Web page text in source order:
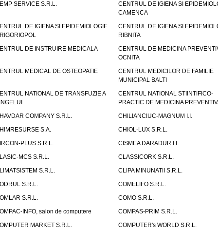
SERVICE S.R.L.
CENTRUL DE IGIENA SI
CAMENCA
DE IGIENA SI EPIDEMIOLOGIE
CENTRUL DE IGIENA SI
RIBNITA
DE INSTRUIRE MEDICALA
CENTRUL DE MEDICINA
OCNITA
MEDICAL DE OSTEOPATIE
CENTRUL MEDICILOR DE FAMILIE
MUNICIPAL BALTI
NATIONAL DE TRANSFUZIE A
CENTRUL NATIONAL STIINTIFICO-
PRACTIC DE MEDICINA
COMPANY S.R.L.
CHILIANCIUC-MAGNUM I.I.
S.A.
CHIOL-LUX S.R.L.
PLUS S.R.L.
CISMEA DARADUR I.I.
MCS S.R.L.
CLASSICORK S.R.L.
S.R.L.
CLIPA MINUNATII S.R.L.
S.R.L.
COMELIFO S.R.L.
S.R.L.
COMO S.R.L.
INFO, salon de computere
COMPAS-PRIM S.R.L.
MARKET S.R.L.
COMPUTER's WORLD S.R.L.